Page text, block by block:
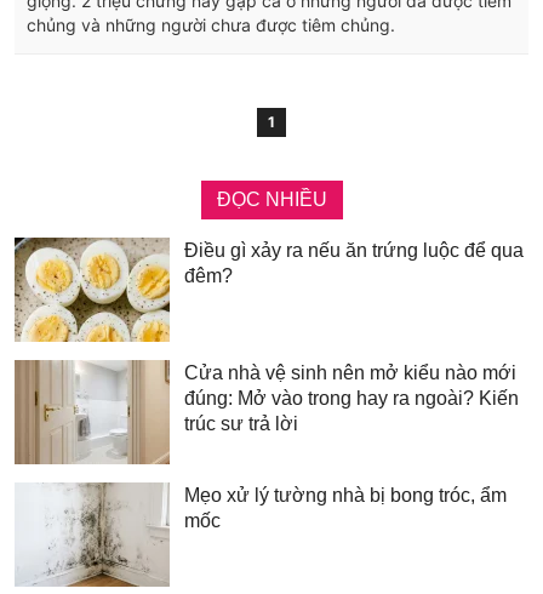
chủng và những người chưa được tiêm chủng.
1
ĐỌC NHIỀU
Điều gì xảy ra nếu ăn trứng luộc để qua
đêm?
Cửa nhà vệ sinh nên mở kiểu nào mới
đúng: Mở vào trong hay ra ngoài? Kiến
trúc sư trả lời
Mẹo xử lý tường nhà bị bong tróc, ẩm
mốc